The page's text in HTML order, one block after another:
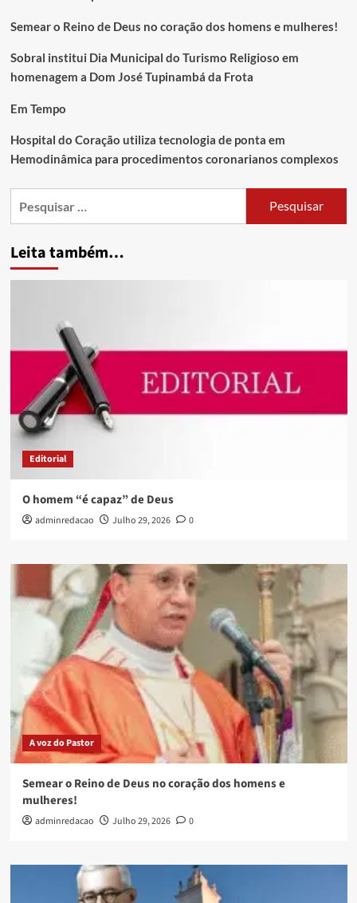
Semear o Reino de Deus no coração dos homens e mulheres!
Sobral institui Dia Municipal do Turismo Religioso em
homenagem a Dom José Tupinambá da Frota
Em Tempo
Hospital do Coração utiliza tecnologia de ponta em
Hemodinâmica para procedimentos coronarianos complexos
Leita também…
Editorial
O homem “é capaz” de Deus
adminredacao Julho 29, 2026 0
A voz do Pastor
Semear o Reino de Deus no coração dos homens e
mulheres!
adminredacao Julho 29, 2026 0